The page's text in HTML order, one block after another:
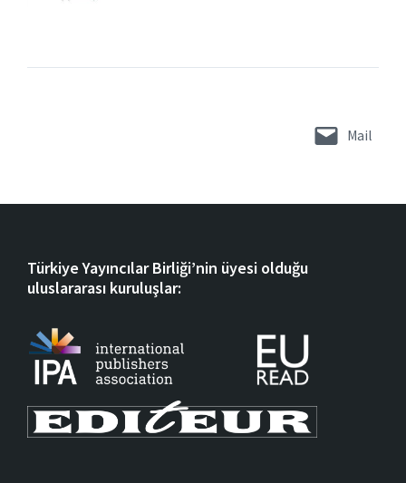
Mail
Türkiye Yayıncılar Birliği’nin üyesi olduğu
uluslararası kuruluşlar: